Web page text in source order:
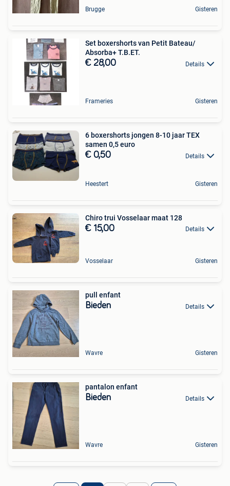
Brugge Gisteren
Set boxershorts van Petit Bateau/
Absorba+ T.B.ET.
€ 28,00 Details
Frameries Gisteren
6 boxershorts jongen 8-10 jaar TEX
samen 0,5 euro
€ 0,50 Details
Heestert Gisteren
Chiro trui Vosselaar maat 128
€ 15,00 Details
Vosselaar Gisteren
pull enfant
Bieden Details
Wavre Gisteren
pantalon enfant
Bieden Details
Wavre Gisteren